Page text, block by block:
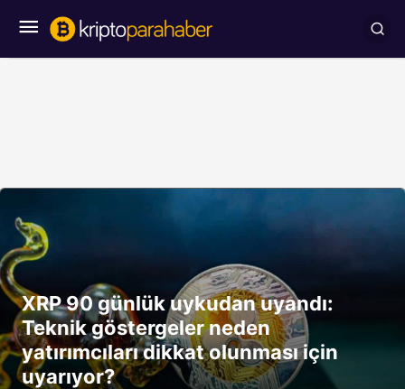
XRP 90 günlük uykudan uyandı:
Teknik göstergeler neden
yatırımcıları dikkat olunması için
uyarıyor?